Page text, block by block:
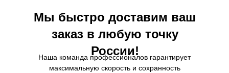
Мы быстро доставим ваш
заказ в любую точку
России!
Наша команда профессионалов гарантирует
максимальную скорость и сохранность